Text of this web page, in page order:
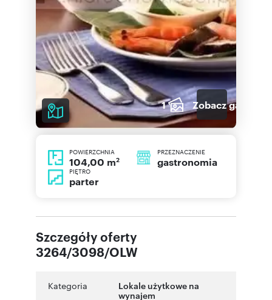
1 Zobacz galerię
POWIERZCHNIA
104,00 m2
PRZEZNACZENIE
gastronomia
PIĘTRO
parter
Szczegóły oferty
3264/3098/OLW
Kategoria
Lokale użytkowe na
wynajem